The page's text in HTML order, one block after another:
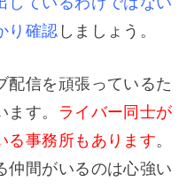
り確認 しましょう。
配信を頑張っているた
す。
ライバー同士が
る事務所もあります。
仲間がいるのは心強い